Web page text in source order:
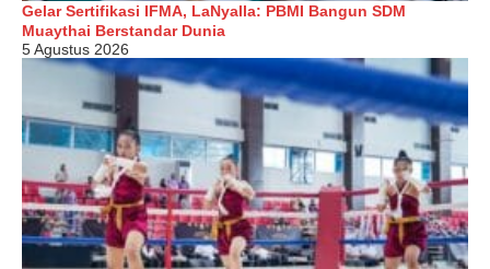
Gelar Sertifikasi IFMA, LaNyalla: PBMI Bangun SDM
Muaythai Berstandar Dunia
5 Agustus 2026